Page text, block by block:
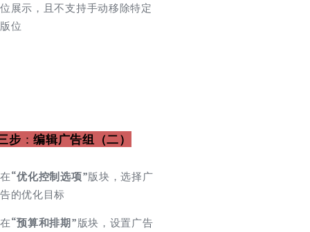
位展示，且不支持手动移除特定
版位
步 ：编辑广告组（二）
在“优化控制选项”版块，选择广
告的优化目标
在“预算和排期”版块，设置广告